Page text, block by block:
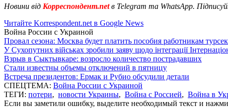
Новини від Корреспондент.netв Telegram та WhatsApp.
Читайте Korrespondent.net в Google News
Война России с Украиной
Провал сезона: Москва будет платить пособия работникам
У Сухопутних військах зробили заяву щодо інтеграції
Взрыв в Сыктывкаре: возросло количество пострадавших
Стали известны объемы отключений в пятницу
Встреча президентов: Ермак и Рубио обсудили детали
СПЕЦТЕМА: Война России с Украиной
ТЕГИ: потери, новости Украины, Война с Россией, Война в
Если вы заметили ошибку, выделите необходимый текст и